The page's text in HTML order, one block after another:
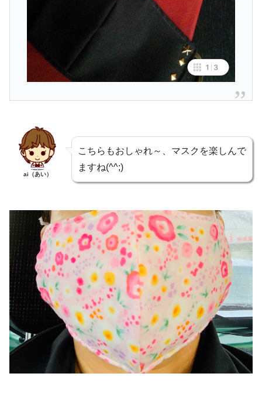
ai（あい）
こちらもおしゃれ～、マスクを楽しんで
ますね(^^;)